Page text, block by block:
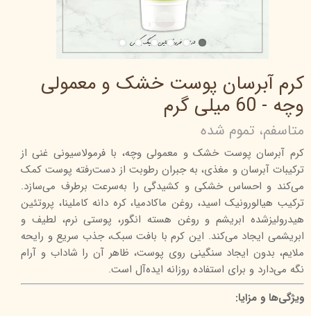
کرم آبرسان پوست خشک و معمولی
وچه - 60 میلی گرم
متاسفم، تموم شده
کرم آبرسان پوست خشک و معمولی وچه، با فرمولاسیونی غنی از
ترکیبات آبرسان و مغذی، به جبران رطوبت از دست‌رفته پوست کمک
می‌کند و احساس خشکی و کشیدگی را به‌سرعت برطرف می‌سازد.
ترکیب هیالورونیک اسید، روغن ماکادمیا، کره دانه کاملینا، پروتئین
هیدرولیز‌شده ابریشم و روغن هسته انگور، پوستی نرم، لطیف و
ابریشمی ایجاد می‌کند. این کرم با بافت سبک، جذب سریع و رایحه
ملایم، بدون ایجاد سنگینی روی پوست، ظاهر آن را شاداب و آرام
نگه می‌دارد و برای استفاده روزانه ایده‌آل است.
ویژگی‌ها و مزایا: